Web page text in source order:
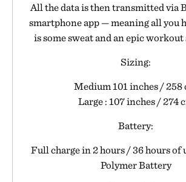
All the data is then transmitted via
smartphone app — meaning all you
is some sweat and an epic
Sizing:
Medium 101 inches / 258
Large : 107 inches / 274
Battery:
Full charge in 2 hours / 36 hours of
Polymer Battery